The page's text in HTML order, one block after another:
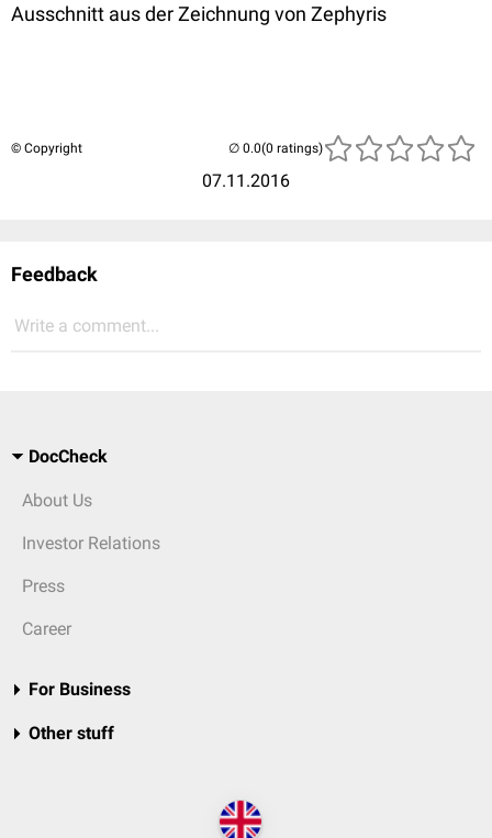
Ausschnitt aus der Zeichnung von Zephyris
© Copyright
07.11.2016
(0 ratings)
Feedback
Write a comment...
DocCheck
About Us
Investor Relations
Press
Career
For Business
Other stuff